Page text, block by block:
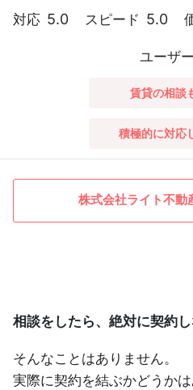
対応 5.0 スピード 5.0
ユーザ
賃貸の相談
積極的に対応
株式会社ライト不動
相談をしたら、絶対に契約
そんなことはありません。
実際に契約を結ぶかどうかは